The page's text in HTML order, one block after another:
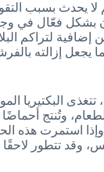
لا يحدث بسبب
بشكل فعّال في
إضافية لتراكم
يجعل إزالته
تتغذى البكتيريا
وتُنتج أحماضًا
استمرت هذه
وقد تتطور لاحقًا